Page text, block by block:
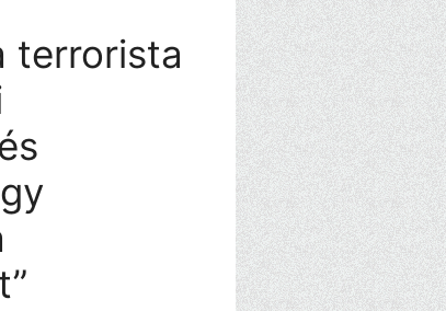
terrorista